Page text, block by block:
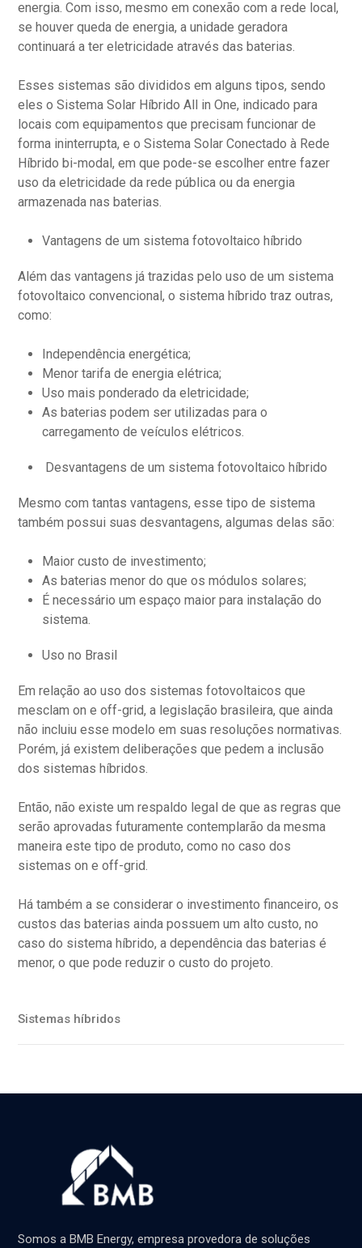
energia. Com isso, mesmo em conexão com a rede local,
se houver queda de energia, a unidade geradora
continuará a ter eletricidade através das baterias.
Esses sistemas são divididos em alguns tipos, sendo
eles o Sistema Solar Híbrido All in One, indicado para
locais com equipamentos que precisam funcionar de
forma ininterrupta, e o Sistema Solar Conectado à Rede
Híbrido bi-modal, em que pode-se escolher entre fazer
uso da eletricidade da rede pública ou da energia
armazenada nas baterias.
Vantagens de um sistema fotovoltaico híbrido
Além das vantagens já trazidas pelo uso de um sistema
fotovoltaico convencional, o sistema híbrido traz outras,
como:
Independência energética;
Menor tarifa de energia elétrica;
Uso mais ponderado da eletricidade;
As baterias podem ser utilizadas para o
carregamento de veículos elétricos.
Desvantagens de um sistema fotovoltaico híbrido
Mesmo com tantas vantagens, esse tipo de sistema
também possui suas desvantagens, algumas delas são:
Maior custo de investimento;
As baterias menor do que os módulos solares;
É necessário um espaço maior para instalação do
sistema.
Uso no Brasil
Em relação ao uso dos sistemas fotovoltaicos que
mesclam on e off-grid, a legislação brasileira, que ainda
não incluiu esse modelo em suas resoluções normativas.
Porém, já existem deliberações que pedem a inclusão
dos sistemas híbridos.
Então, não existe um respaldo legal de que as regras que
serão aprovadas futuramente contemplarão da mesma
maneira este tipo de produto, como no caso dos
sistemas on e off-grid.
Há também a se considerar o investimento financeiro, os
custos das baterias ainda possuem um alto custo, no
caso do sistema híbrido, a dependência das baterias é
menor, o que pode reduzir o custo do projeto.
Sistemas híbridos
Somos a BMB Energy, empresa provedora de soluções